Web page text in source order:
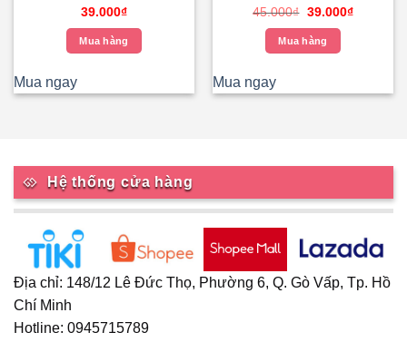
39.000₫
Mua hàng
Mua ngay
45.000₫ Giá
là:
45.000₫.
39.000₫Giá
Mua hàng
Mua ngay
Hệ thống cửa hàng
Địa chỉ: 148/12 Lê Đức Thọ, Phường 6, Q. Gò Vấp, Tp. Hồ
Chí Minh
Hotline: 0945715789